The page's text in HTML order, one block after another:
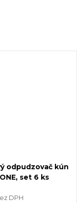
odpudzovač kún
set 6 ks
DPH